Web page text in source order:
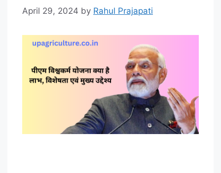
April 29, 2024 by Rahul Prajapati